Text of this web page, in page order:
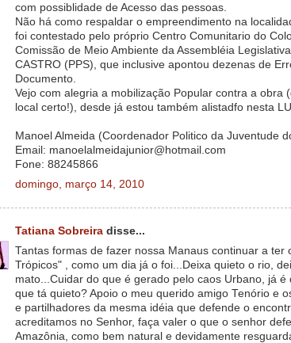
com possiblidade de Acesso das pessoas.
Não há como respaldar o empreendimento na
foi contestado pelo próprio Centro Comunitario do
Comissão de Meio Ambiente da Assembléia
CASTRO (PPS), que inclusive apontou dezenas de
Documento.
Vejo com alegria a mobilização Popular contra a obra
local certo!), desde já estou também alistadfo nesta
Manoel Almeida (Coordenador Politico da Juventude
Email: manoelalmeidajunior@hotmail.com
Fone: 88245866
domingo, março 14, 2010
Tatiana Sobreira disse...
Tantas formas de fazer nossa Manaus continuar a ter
Trópicos" , como um dia já o foi...Deixa quieto o rio,
mato...Cuidar do que é gerado pelo caos Urbano, já
que tá quieto? Apoio o meu querido amigo Tenório e
e partilhadores da mesma idéia que defende o
acreditamos no Senhor, faça valer o que o senhor
Amazônia, como bem natural e devidamente